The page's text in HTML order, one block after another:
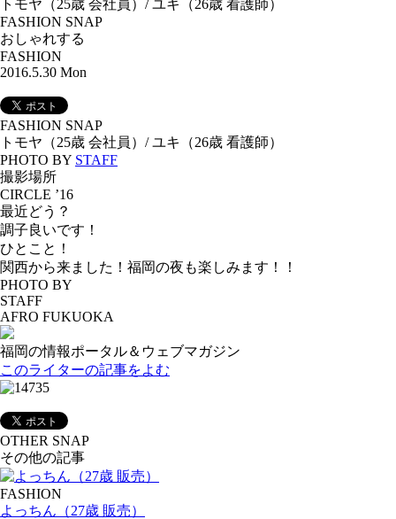
トモヤ（25歳 会社員）/ ユキ（26歳 看護師）
FASHION SNAP
おしゃれする
FASHION
2016.5.30 Mon
FASHION SNAP
トモヤ（25歳 会社員）/ ユキ（26歳 看護師）
PHOTO BY STAFF
撮影場所
CIRCLE ’16
最近どう？
調子良いです！
ひとこと！
関西から来ました！福岡の夜も楽しみます！！
PHOTO BY
STAFF
AFRO FUKUOKA
福岡の情報ポータル＆ウェブマガジン
このライターの記事をよむ
OTHER SNAP
その他の記事
FASHION
よっちん（27歳 販売）